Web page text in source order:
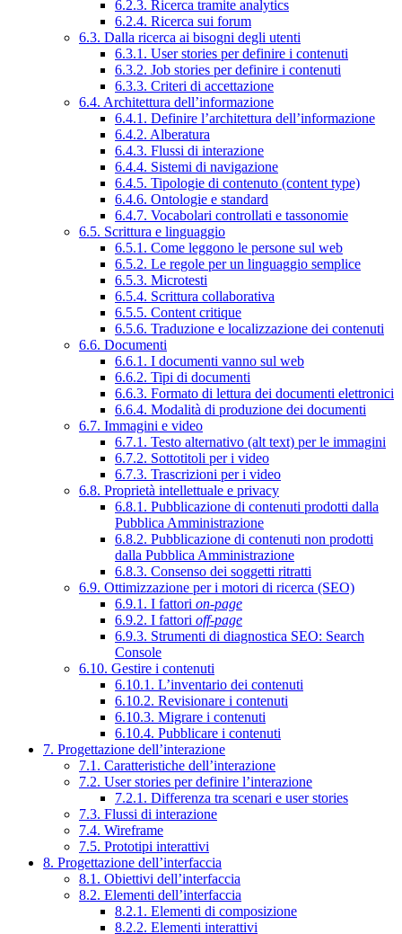
6.2.3. Ricerca tramite analytics
6.2.4. Ricerca sui forum
6.3. Dalla ricerca ai bisogni degli utenti
6.3.1. User stories per definire i contenuti
6.3.2. Job stories per definire i contenuti
6.3.3. Criteri di accettazione
6.4. Architettura dell’informazione
6.4.1. Definire l’architettura dell’informazione
6.4.2. Alberatura
6.4.3. Flussi di interazione
6.4.4. Sistemi di navigazione
6.4.5. Tipologie di contenuto (content type)
6.4.6. Ontologie e standard
6.4.7. Vocabolari controllati e tassonomie
6.5. Scrittura e linguaggio
6.5.1. Come leggono le persone sul web
6.5.2. Le regole per un linguaggio semplice
6.5.3. Microtesti
6.5.4. Scrittura collaborativa
6.5.5. Content critique
6.5.6. Traduzione e localizzazione dei contenuti
6.6. Documenti
6.6.1. I documenti vanno sul web
6.6.2. Tipi di documenti
6.6.3. Formato di lettura dei documenti elettronici
6.6.4. Modalità di produzione dei documenti
6.7. Immagini e video
6.7.1. Testo alternativo (alt text) per le immagini
6.7.2. Sottotitoli per i video
6.7.3. Trascrizioni per i video
6.8. Proprietà intellettuale e privacy
6.8.1. Pubblicazione di contenuti prodotti dalla
Pubblica Amministrazione
6.8.2. Pubblicazione di contenuti non prodotti
dalla Pubblica Amministrazione
6.8.3. Consenso dei soggetti ritratti
6.9. Ottimizzazione per i motori di ricerca (SEO)
6.9.1. I fattori on-page
6.9.2. I fattori off-page
6.9.3. Strumenti di diagnostica SEO: Search
Console
6.10. Gestire i contenuti
6.10.1. L’inventario dei contenuti
6.10.2. Revisionare i contenuti
6.10.3. Migrare i contenuti
6.10.4. Pubblicare i contenuti
7. Progettazione dell’interazione
7.1. Caratteristiche dell’interazione
7.2. User stories per definire l’interazione
7.2.1. Differenza tra scenari e user stories
7.3. Flussi di interazione
7.4. Wireframe
7.5. Prototipi interattivi
8. Progettazione dell’interfaccia
8.1. Obiettivi dell’interfaccia
8.2. Elementi dell’interfaccia
8.2.1. Elementi di composizione
8.2.2. Elementi interattivi